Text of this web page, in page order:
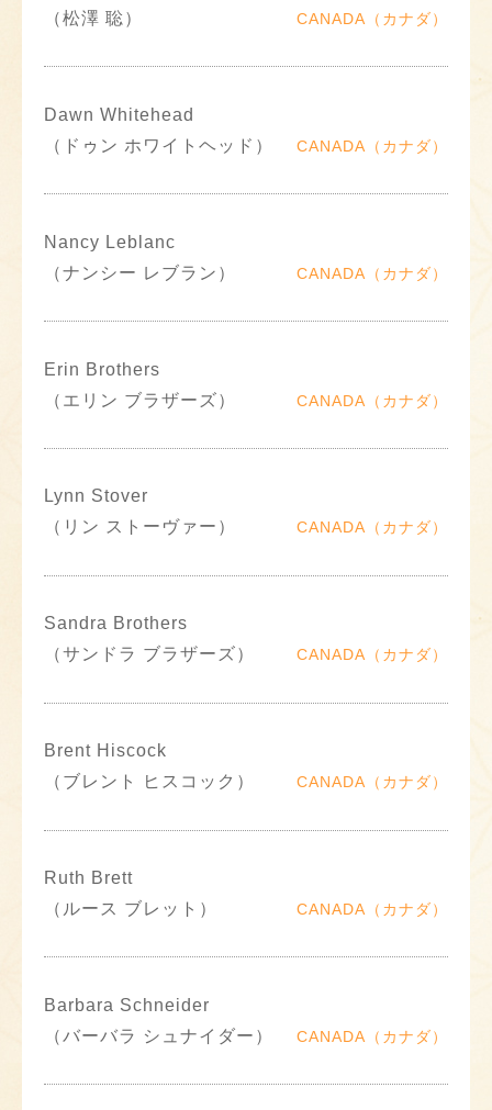
（松澤 聡）
CANADA（カナダ）
Dawn Whitehead
（ドゥン ホワイトヘッド）
CANADA（カナダ）
Nancy Leblanc
（ナンシー レブラン）
CANADA（カナダ）
Erin Brothers
（エリン ブラザーズ）
CANADA（カナダ）
Lynn Stover
（リン ストーヴァー）
CANADA（カナダ）
Sandra Brothers
（サンドラ ブラザーズ）
CANADA（カナダ）
Brent Hiscock
（ブレント ヒスコック）
CANADA（カナダ）
Ruth Brett
（ルース ブレット）
CANADA（カナダ）
Barbara Schneider
（バーバラ シュナイダー）
CANADA（カナダ）